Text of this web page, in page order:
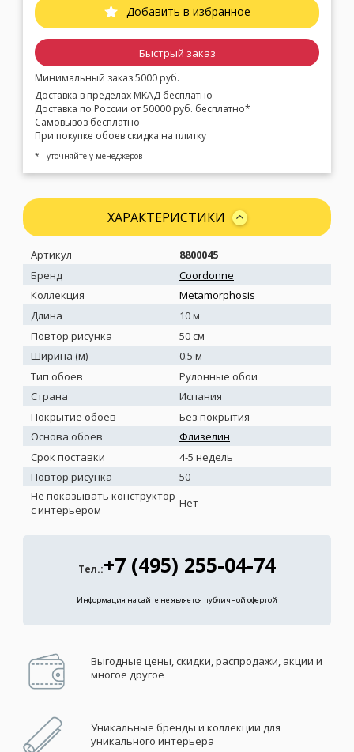
Добавить в избранное
Быстрый заказ
Минимальный заказ 5000 руб.
Доставка в пределах МКАД бесплатно
Доставка по России от 50000 руб. бесплатно*
Самовывоз бесплатно
При покупке обоев скидка на плитку
* - уточняйте у менеджеров
ХАРАКТЕРИСТИКИ
Артикул
8800045
Бренд
Coordonne
Коллекция
Metamorphosis
Длина
10 м
Повтор рисунка
50 см
Ширина (м)
0.5 м
Тип обоев
Рулонные обои
Страна
Испания
Покрытие обоев
Без покрытия
Основа обоев
Флизелин
Срок поставки
4-5 недель
Повтор рисунка
50
Не показывать конструктор
с интерьером
Нет
Тел.:+7 (495) 255-04-74
Информация на сайте не является публичной офертой
Выгодные цены, скидки, распродажи, акции и
многое другое
Уникальные бренды и коллекции для
уникального интерьера